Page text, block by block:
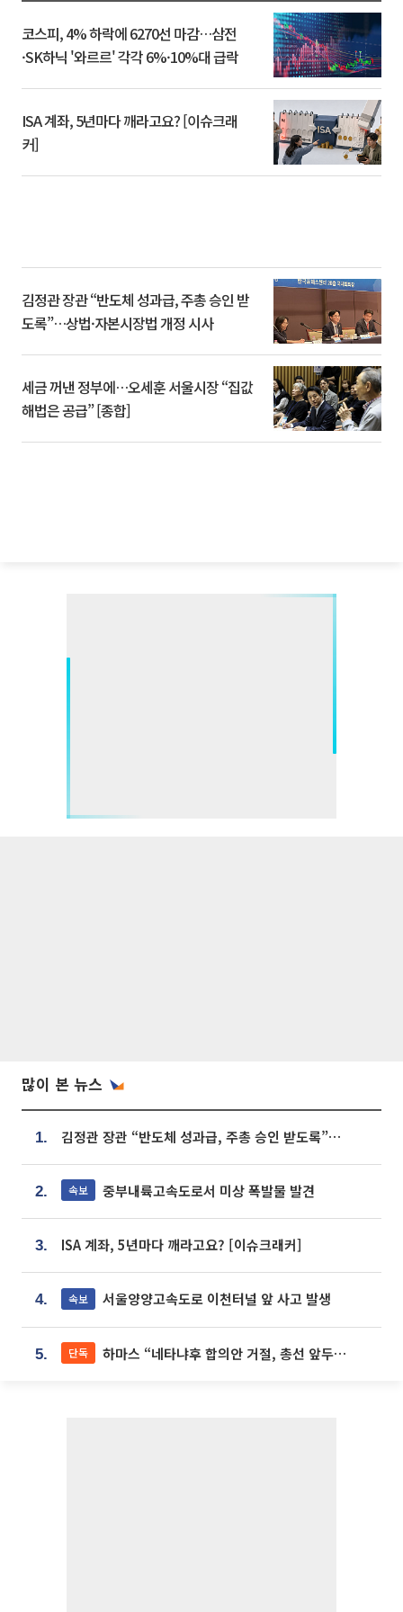
코스피, 4% 하락에 6270선 마감…삼전
·SK하닉 '와르르' 각각 6%·10%대 급락
ISA 계좌, 5년마다 깨라고요? [이슈크래
커]
김정관 장관 “반도체 성과급, 주총 승인 받
도록”…상법·자본시장법 개정 시사
세금 꺼낸 정부에…오세훈 서울시장 “집값
해법은 공급” [종합]
많이 본 뉴스
1. 김정관 장관 “반도체 성과급, 주총 승인 받도록”…상법·자본시장법 개정 시사
2. 속보 중부내륙고속도로서 미상 폭발물 발견
3. ISA 계좌, 5년마다 깨라고요? [이슈크래커]
4. 속보 서울양양고속도로 이천터널 앞 사고 발생
5. 단독 하마스 “네타냐후 합의안 거절, 총선 앞두고 시간 끌기”